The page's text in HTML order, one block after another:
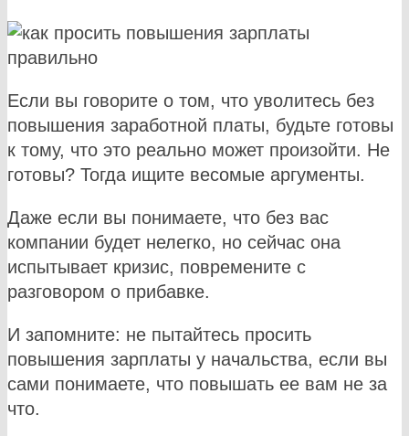
Если вы говорите о том, что уволитесь без
повышения заработной платы, будьте готовы
к тому, что это реально может произойти. Не
готовы? Тогда ищите весомые аргументы.
Даже если вы понимаете, что без вас
компании будет нелегко, но сейчас она
испытывает кризис, повремените с
разговором о прибавке.
И запомните: не пытайтесь просить
повышения зарплаты у начальства, если вы
сами понимаете, что повышать ее вам не за
что.